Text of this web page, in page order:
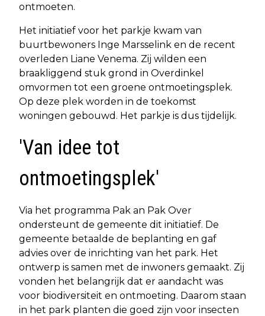
ontmoeten.
Het initiatief voor het parkje kwam van
buurtbewoners Inge Marsselink en de recent
overleden Liane Venema. Zij wilden een
braakliggend stuk grond in Overdinkel
omvormen tot een groene ontmoetingsplek.
Op deze plek worden in de toekomst
woningen gebouwd. Het parkje is dus tijdelijk.
'Van idee tot
ontmoetingsplek'
Via het programma Pak an Pak Over
ondersteunt de gemeente dit initiatief. De
gemeente betaalde de beplanting en gaf
advies over de inrichting van het park. Het
ontwerp is samen met de inwoners gemaakt. Zij
vonden het belangrijk dat er aandacht was
voor biodiversiteit en ontmoeting. Daarom staan
in het park planten die goed zijn voor insecten